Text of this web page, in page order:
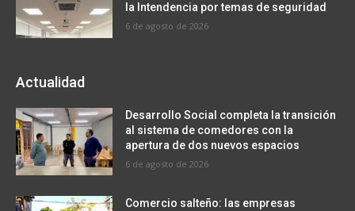
la Intendencia por temas de seguridad
6 de agosto de 2026
Actualidad
Desarrollo Social completa la transición
al sistema de comedores con la
apertura de dos nuevos espacios
6 de agosto de 2026
Comercio salteño: las empresas